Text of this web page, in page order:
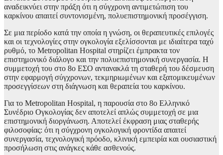
αναδεικνύει στην πράξη ότι η σύγχρονη αντιμετώπιση του
καρκίνου απαιτεί συντονισμένη, πολυεπιστημονική προσέγγιση.
Σε μια περίοδο κατά την οποία η γνώση, οι θεραπευτικές επιλογές
και οι τεχνολογίες στην ογκολογία εξελίσσονται με ιδιαίτερα ταχύ
ρυθμό, το Metropolitan Hospital στηρίζει έμπρακτα τον
επιστημονικό διάλογο και την πολυεπιστημονική συνεργασία. Η
συμμετοχή του στο 8ο ΕΣΟ αντανακλά τη σταθερή του δέσμευση
στην εφαρμογή σύγχρονων, τεκμηριωμένων και εξατομικευμένων
προσεγγίσεων στη διάγνωση και θεραπεία του καρκίνου.
Για το Metropolitan Hospital, η παρουσία στο 8ο Ελληνικό
Συνέδριο Ογκολογίας δεν αποτελεί απλώς συμμετοχή σε μια
επιστημονική διοργάνωση. Αποτελεί έκφραση μιας σταθερής
φιλοσοφίας: ότι η σύγχρονη ογκολογική φροντίδα απαιτεί
συνεργασία, τεχνολογική πρόοδο, κλινική εμπειρία και ουσιαστική
προσήλωση στις ανάγκες κάθε ασθενούς.